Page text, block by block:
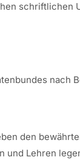
schriftlichen
nach
den
und Lehren